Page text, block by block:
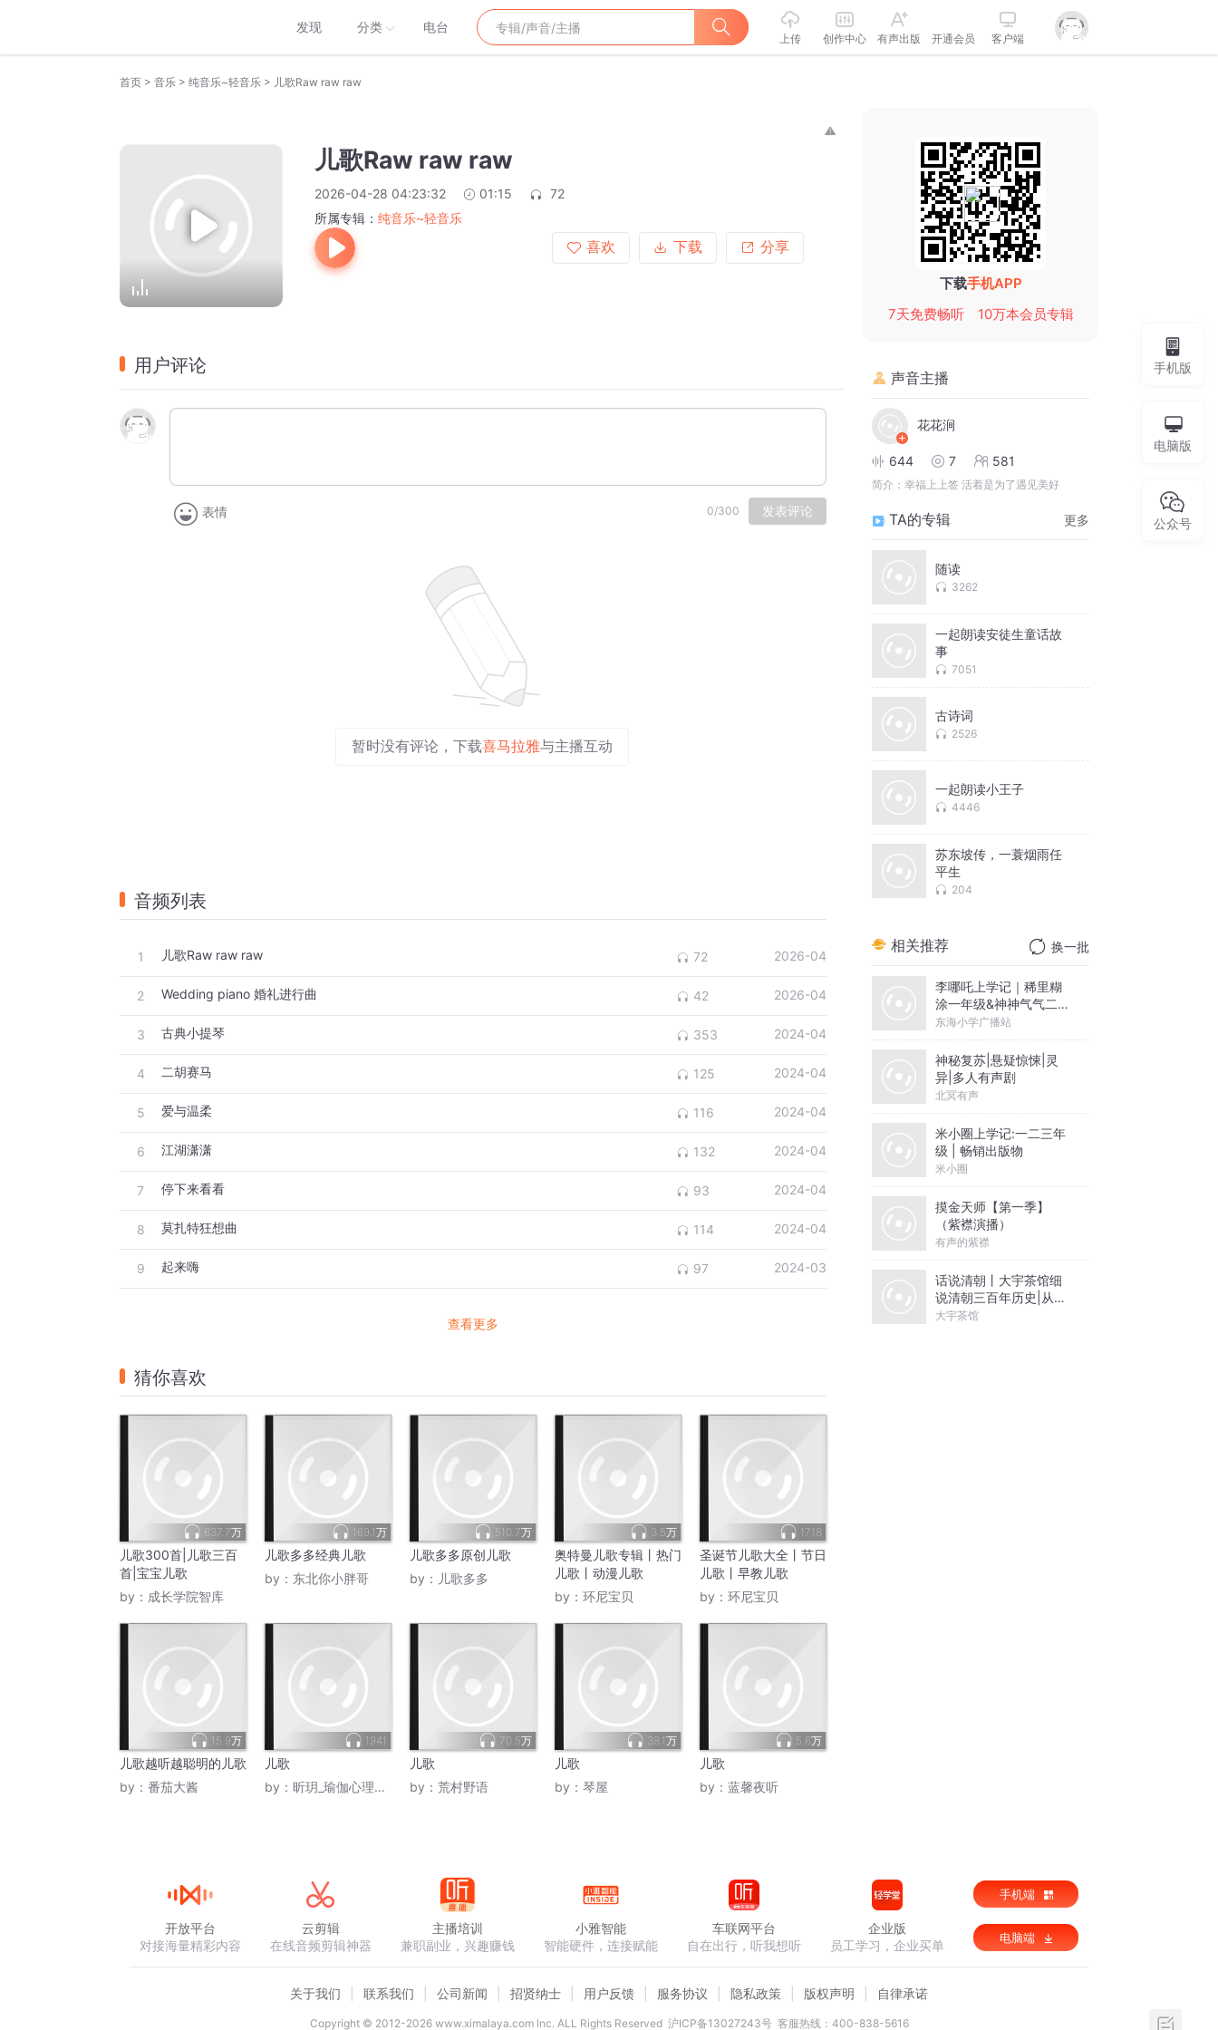
发现 分类 电台
上传 创作中心 有声出版 开通会员 客户端
首页 > 音乐 > 纯音乐~轻音乐 > 儿歌Raw raw raw
儿歌Raw raw raw
2026-04-28 04:23:32 01:15
72
所属专辑： 纯音乐~轻音乐
喜欢
下载 分享
用户评论
表情 0/300 发表评论
暂时没有评论，下载喜马拉雅与主播互动
音频列表
1 儿歌Raw raw raw 72 2026-04
2 Wedding piano 婚礼进行曲 42 2026-04
3 古典小提琴 353 2024-04
4 二胡赛马 125 2024-04
5 爱与温柔 116 2024-04
6 江湖潇潇 132 2024-04
7 停下来看看 93 2024-04
8 莫扎特狂想曲 114 2024-04
9 起来嗨 97 2024-03
查看更多
猜你喜欢
637.7万
儿歌300首|儿歌三百
首|宝宝儿歌
by： 成长学院智库
169.1万
儿歌多多经典儿歌
by： 东北你小胖哥
510.7万
儿歌多多原创儿歌
by： 儿歌多多
3.5万
奥特曼儿歌专辑丨热门
儿歌丨动漫儿歌
by： 环尼宝贝
1718
圣诞节儿歌大全丨节日
儿歌丨早教儿歌
by： 环尼宝贝
15.9万
儿歌越听越聪明的儿歌
by： 番茄大酱
1941
儿歌
by： 昕玥_瑜伽心理咨询师
70.5万
儿歌
by： 荒村野语
38.1万
儿歌
by： 琴屋
5.6万
儿歌
by： 蓝馨夜听
下载手机APP
7天免费畅听
10万本会员专辑
声音主播
花花涧
644 7 581
简介： 幸福上上签 活着是为了遇见美好
TA的专辑 更多
随读
3262
一起朗读安徒生童话故
事
7051
古诗词
2526
一起朗读小王子
4446
苏东坡传，一蓑烟雨任
平生
204
相关推荐 换一批
李哪吒上学记｜稀里糊
涂一年级&神神气气二年
级
东海小学广播站
神秘复苏|悬疑惊悚|灵
异|多人有声剧
北冥有声
米小圈上学记:一二三年
级 | 畅销出版物
米小圈
摸金天师【第一季】
（紫襟演播）
有声的紫襟
话说清朝丨大宇茶馆细
说清朝三百年历史|从努
尔哈赤到末代皇帝溥仪|
大宇茶馆
手机版
电脑版
公众号
开放平台
对接海量精彩内容
云剪辑
在线音频剪辑神器
主播培训
兼职副业，兴趣赚钱
小雅智能
智能硬件，连接赋能
车联网平台
自在出行，听我想听
企业版
员工学习，企业买单
手机端
电脑端
关于我们 联系我们 公司新闻 招贤纳士 用户反馈 服务协议 隐私政策 版权声明 自律承诺
Copyright © 2012-2026www.ximalaya.com lnc. ALL Rights Reserved 沪ICP备13027243号 客服热线：400-838-5616